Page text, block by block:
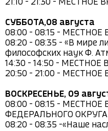
21:10 - 21:30 - МЕСТНОЕ
СУББОТА,08 августа
08:00 - 08:15 - МЕСТНОЕ
08:20 - 08:35 - «В мире
философских наук Ф.
14:30 - 14:50 - МЕСТНОЕ
20:50 - 21:00 - МЕСТНОЕ
ВОСКРЕСЕНЬЕ, 09
08:00 - 08:15 - МЕСТНОЕ
ФЕДЕРАЛЬНОГО ОКРУГА
08:20 - 08:35 -«Наше